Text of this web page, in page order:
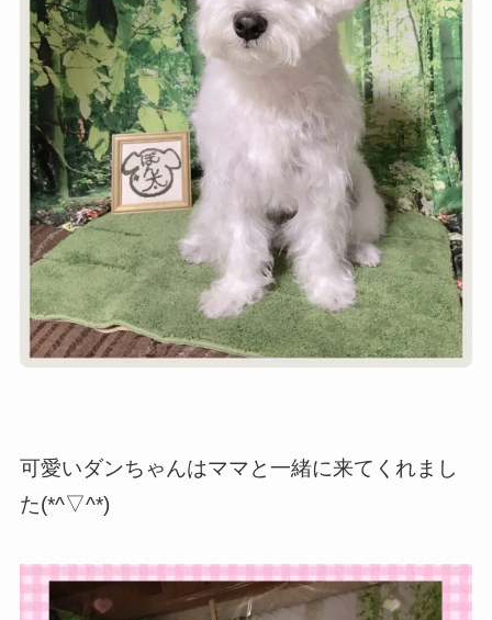
可愛いダンちゃんはママと一緒に来てくれまし
た(*^▽^*)